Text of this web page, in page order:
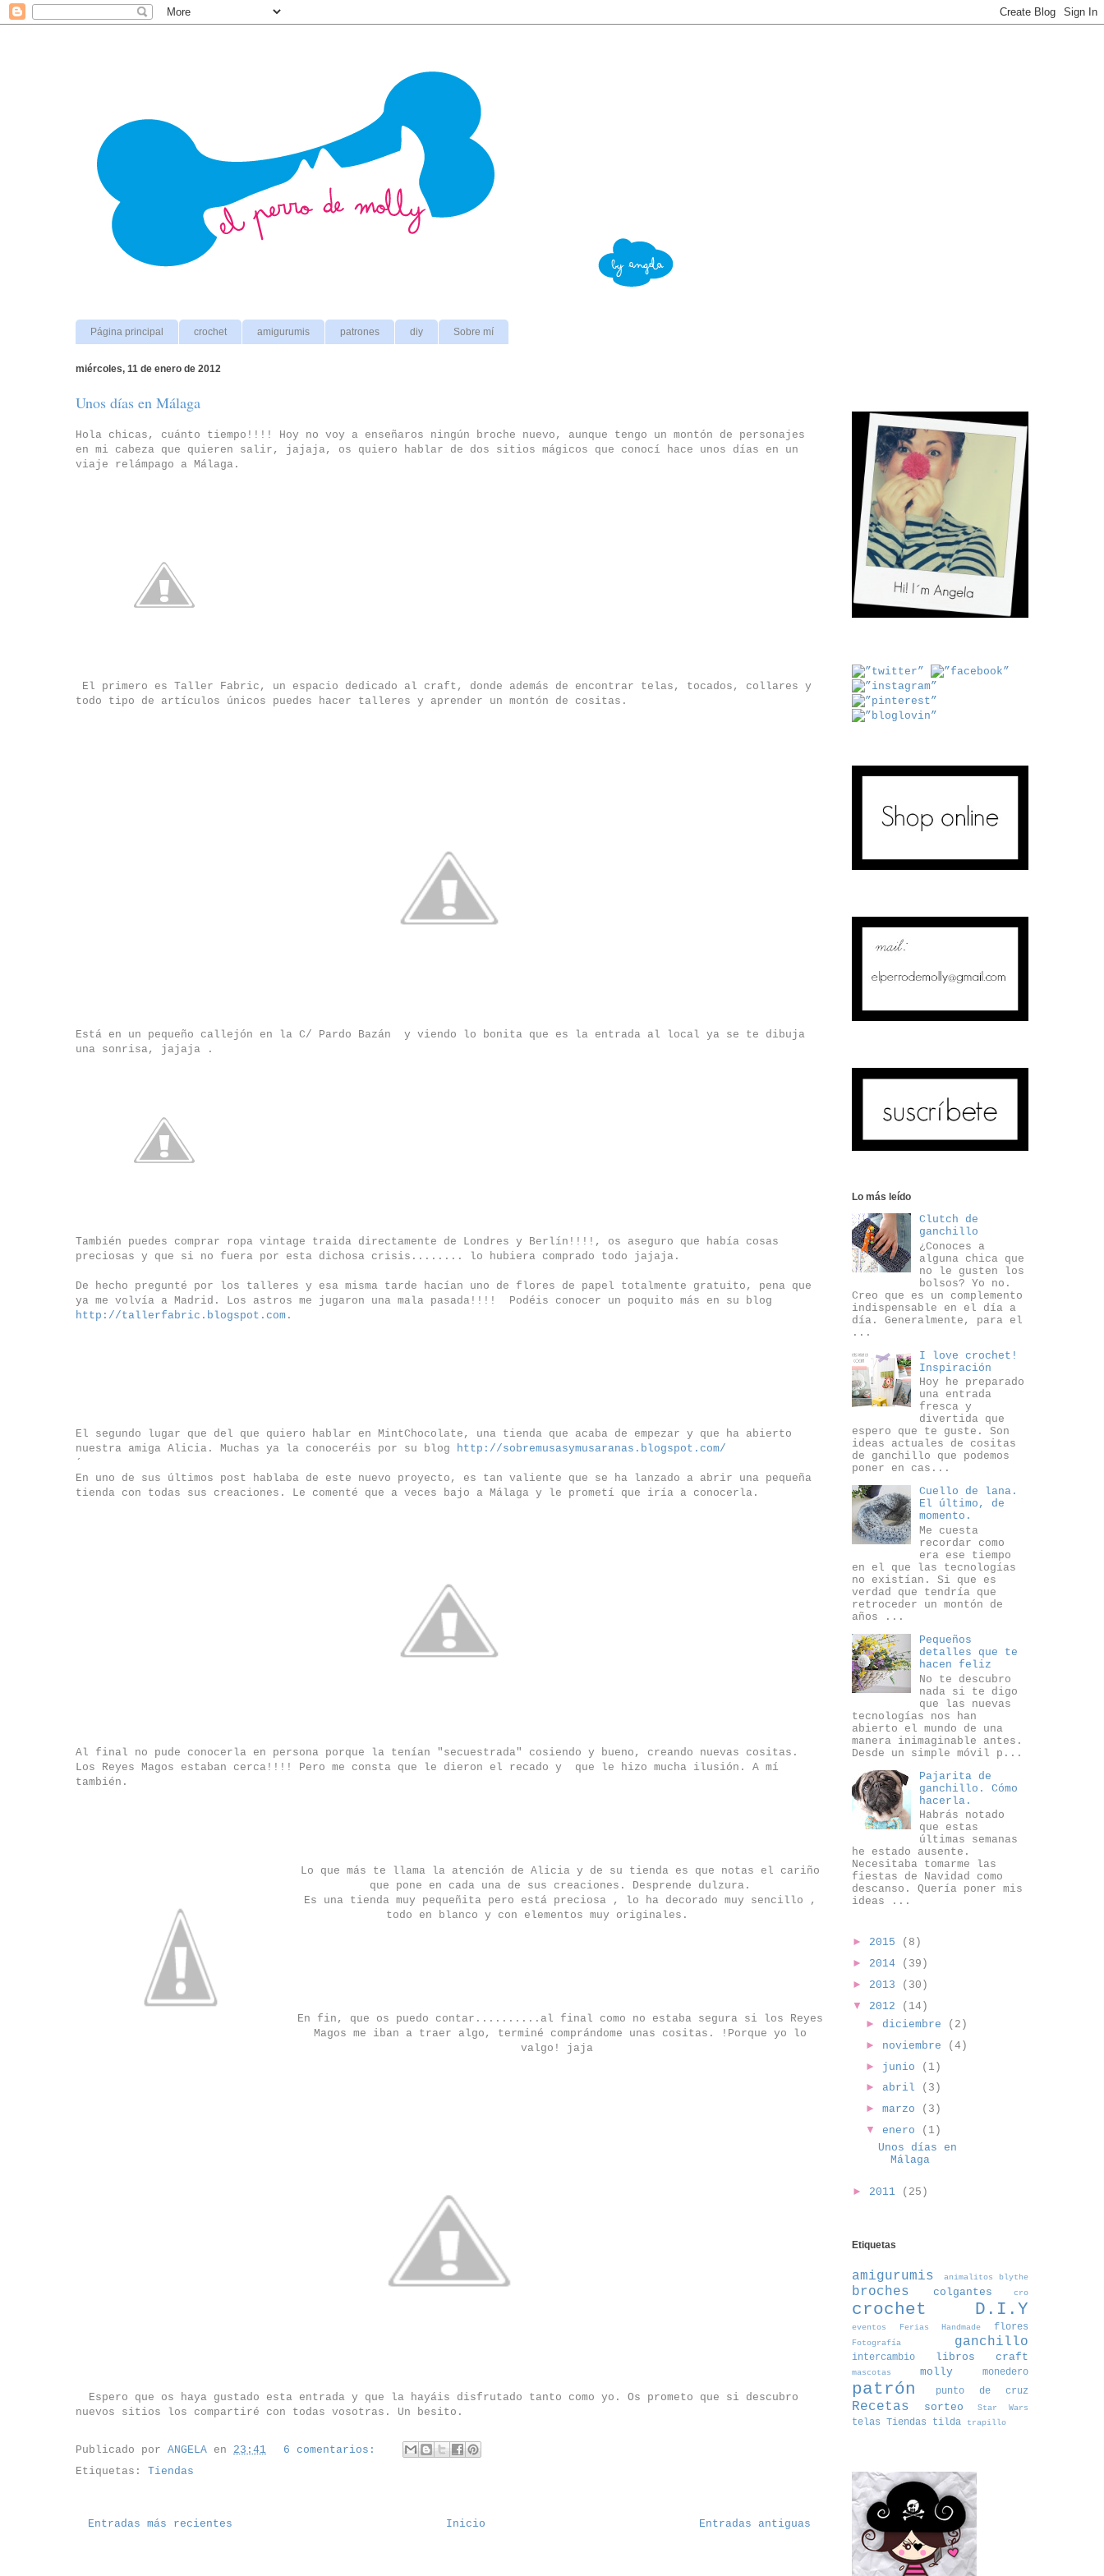
Página principal crochet amigurumis patrones diy Sobre mí
miércoles, 11 de enero de 2012
Unos días en Málaga
Hola chicas, cuánto tiempo!!!! Hoy no voy a enseñaros ningún broche nuevo, aunque tengo un montón de personajes
en mi cabeza que quieren salir, jajaja, os quiero hablar de dos sitios mágicos que conocí hace unos días en un
viaje relámpago a Málaga.
El primero es Taller Fabric, un espacio dedicado al craft, donde además de encontrar telas, tocados, collares y
todo tipo de artículos únicos puedes hacer talleres y aprender un montón de cositas.
Está en un pequeño callejón en la C/ Pardo Bazán y viendo lo bonita que es la entrada al local ya se te dibuja
una sonrisa, jajaja .
También puedes comprar ropa vintage traida directamente de Londres y Berlín!!!!, os aseguro que había cosas
preciosas y que si no fuera por esta dichosa crisis........ lo hubiera comprado todo jajaja.
De hecho pregunté por los talleres y esa misma tarde hacían uno de flores de papel totalmente gratuito, pena que
ya me volvía a Madrid. Los astros me jugaron una mala pasada!!!! Podéis conocer un poquito más en su blog
http://tallerfabric.blogspot.com .
El segundo lugar que del que quiero hablar en MintChocolate, una tienda que acaba de empezar y que ha abierto
nuestra amiga Alicia. Muchas ya la conoceréis por su blog http://sobremusasymusaranas.blogspot.com/
´
En uno de sus últimos post hablaba de este nuevo proyecto, es tan valiente que se ha lanzado a abrir una pequeña
tienda con todas sus creaciones. Le comenté que a veces bajo a Málaga y le prometí que iría a conocerla.
Al final no pude conocerla en persona porque la tenían "secuestrada" cosiendo y bueno, creando nuevas cositas.
Los Reyes Magos estaban cerca!!!! Pero me consta que le dieron el recado y que le hizo mucha ilusión. A mí
también.
Lo que más te llama la atención de Alicia y de su tienda es que notas el cariño
que pone en cada una de sus creaciones. Desprende dulzura.
Es una tienda muy pequeñita pero está preciosa , lo ha decorado muy sencillo ,
todo en blanco y con elementos muy originales.
En fin, que os puedo contar..........al final como no estaba segura si los Reyes
Magos me iban a traer algo, terminé comprándome unas cositas. !Porque yo lo
valgo! jaja
Espero que os haya gustado esta entrada y que la hayáis disfrutado tanto como yo. Os prometo que si descubro
nuevos sitios los compartiré con todas vosotras. Un besito.
Publicado por ANGELA en 23:41
6 comentarios:
Etiquetas: Tiendas
Entradas más recientes Entradas antiguas
Inicio
Lo más leído
Clutch de
ganchillo
¿Conoces a
alguna chica que
no le gusten los
bolsos? Yo no.
Creo que es un complemento
indispensable en el día a
día. Generalmente, para el
...
I love crochet!
Inspiración
Hoy he preparado
una entrada
fresca y
divertida que
espero que te guste. Son
ideas actuales de cositas
de ganchillo que podemos
poner en cas...
Cuello de lana.
El último, de
momento.
Me cuesta
recordar como
era ese tiempo
en el que las tecnologías
no existían. Si que es
verdad que tendría que
retroceder un montón de
años ...
Pequeños
detalles que te
hacen feliz
No te descubro
nada si te digo
que las nuevas
tecnologías nos han
abierto el mundo de una
manera inimaginable antes.
Desde un simple móvil p...
Pajarita de
ganchillo. Cómo
hacerla.
Habrás notado
que estas
últimas semanas
he estado ausente.
Necesitaba tomarme las
fiestas de Navidad como
descanso. Quería poner mis
ideas ...
► 2015
(8)
► 2014
(39)
► 2013
(30)
▼ 2012
(14)
► diciembre
(2)
► noviembre
(4)
► junio
(1)
► abril
(3)
► marzo
(3)
▼ enero
(1)
Unos días en
Málaga
► 2011 (25)
Etiquetas
amigurumis animalitos blythe
broches colgantes cro
crochet D.I.Y
eventos Ferias Handmade flores
Fotografía ganchillo
intercambio libros craft
mascotas molly monedero
patrón punto de cruz
Recetas sorteo Star Wars
telas Tiendas tilda trapillo